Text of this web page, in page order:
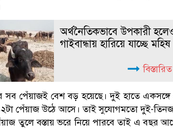
অর্থনৈতিকভাবে উপকারী
গাইবান্ধায় হারিয়ে যাচ্ছে মহিষ
সব পেঁয়াজই বেশ বড় হয়েছে। দুই হাতে
১২টা পেঁয়াজ উঠে আসে। তাই সুযোগমতো দুই-
তুলে বস্তায় ভরে নিয়ে পারবে তাই এ বছর